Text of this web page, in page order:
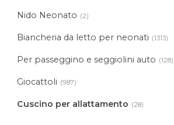
Nido Neonato (2)
Biancheria da letto per neonati (1313)
Per passeggino e seggiolini auto (128)
Giocattoli (987)
Cuscino per allattamento (28)